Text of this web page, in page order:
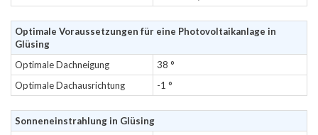
Optimale Voraussetzungen für eine Photovoltaikanlage in
Glüsing
Optimale Dachneigung
38 °
Optimale Dachausrichtung
-1 °
Sonneneinstrahlung in Glüsing